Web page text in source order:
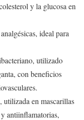
y la glucosa en
ideal para
utilizado
con beneficios
en mascarillas
antiinflamatorias,